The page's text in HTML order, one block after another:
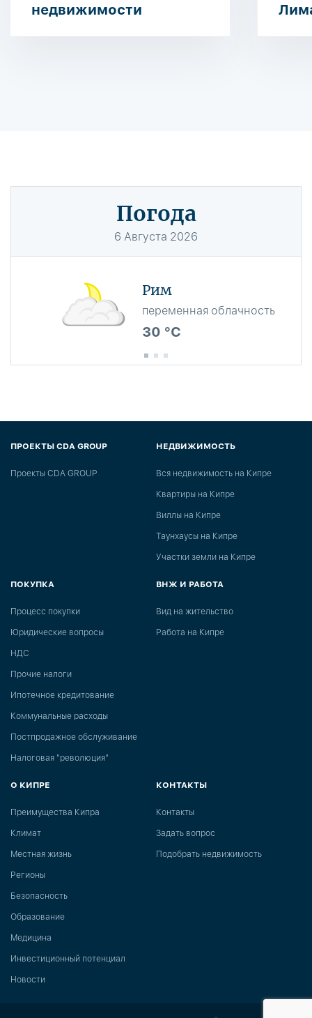
недвижимости
Погода
6 Августа 2026
Рим
переменная облачность
30 °C
ПРОЕКТЫ CDA GROUP
Проекты CDA GROUP
НЕДВИЖИМОСТЬ
Вся недвижимость на Кипре
Квартиры на Кипре
Виллы на Кипре
Таунхаусы на Кипре
Участки земли на Кипре
ПОКУПКА
Процесс покупки
Юридические вопросы
НДС
Прочие налоги
Ипотечное кредитование
Коммунальные расходы
Постпродажное обслуживание
Налоговая "революция"
ВНЖ И РАБОТА
Вид на жительство
Работа на Кипре
О КИПРЕ
Преимущества Кипра
Климат
Местная жизнь
Регионы
Безопасность
Образование
Медицина
Инвестиционный потенциал
Новости
КОНТАКТЫ
Контакты
Задать вопрос
Подобрать недвижимость